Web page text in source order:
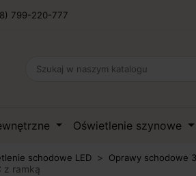
799-220-777
Oświetlenie szynowe
schodowe LED Oprawy schodowe
z ramką